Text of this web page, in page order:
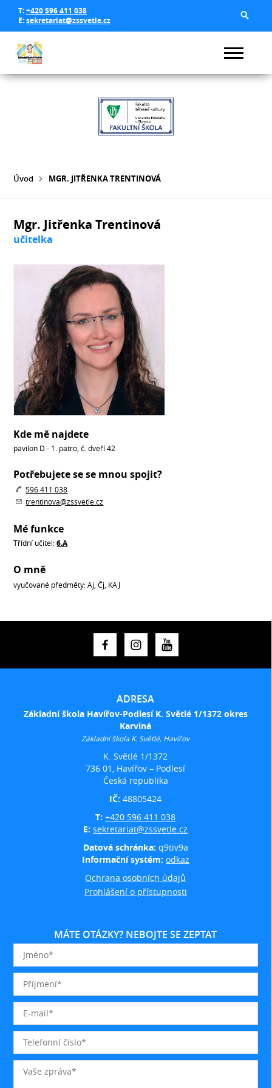
T:+420 596 411 038
E:sekretariat@zssvetle.cz
Úvod MGR. JITŘENKA TRENTINOVÁ
Mgr. Jitřenka Trentinová
učitelka
Kde mě najdete
pavilon D - 1. patro, č. dveří 42
Potřebujete se se mnou spojit?
596 411 038
trentinova@zssvetle.cz
Mé funkce
Třídní učitel:6.A
O mně
vyučované předměty: Aj, Čj, KAJ
ADRESA
Základní škola Havířov-Podlesí K. Světlé 1/1372 okres
Karviná
Základní škola K. Světlé, Havířov
K. Světlé 1/1372
736 01, Havířov – Podlesí
Česká republika
IČ:48805424
T:+420 596 411 038
E:sekretariat@zssvetle.cz
Datová schránka: q9tiv9a
Informační systém: odkaz
Ochrana osobních údajů
Prohlášení o přístupnosti
MÁTE OTÁZKY? NEBOJTE SE ZEPTAT